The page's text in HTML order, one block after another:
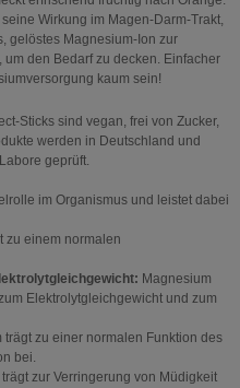
Wirkung im Magen-Darm-Trakt,
gelöstes Magnesium-Ion zur
den Bedarf zu decken. Einfacher
kaum sein!
Sticks sind vegan, frei von Zucker,
werden in Deutschland und
geprüft.
im Organismus und leistet dabei
zu einem normalen
Magnesium
Elektrolytgleichgewicht und zum
trägt zu einer normalen Funktion des
bei.
zur Verringerung von Müdigkeit